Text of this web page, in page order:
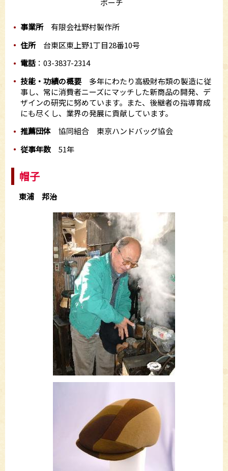
ポーチ
事業所有限会社野村製作所
住所台東区東上野1丁目28番10号
電話：03-3837-2314
技能・功績の概要多年にわたり高級財布類の製造に従
事し、常に消費者ニーズにマッチした新商品の開発、デ
ザインの研究に努めています。また、後継者の指導育成
にも尽くし、業界の発展に貢献しています。
推薦団体 協同組合 東京ハンドバッグ協会
従事年数 51年
帽子
東浦 邦治